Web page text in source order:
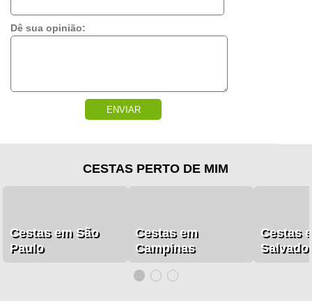
Dê sua opinião:
ENVIAR
CESTAS PERTO DE MIM
Cestas em São
Paulo
Cestas em
Campinas
Cestas